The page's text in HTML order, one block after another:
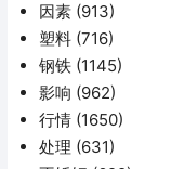
因素 (913)
塑料 (716)
钢铁 (1145)
影响 (962)
行情 (1650)
处理 (631)